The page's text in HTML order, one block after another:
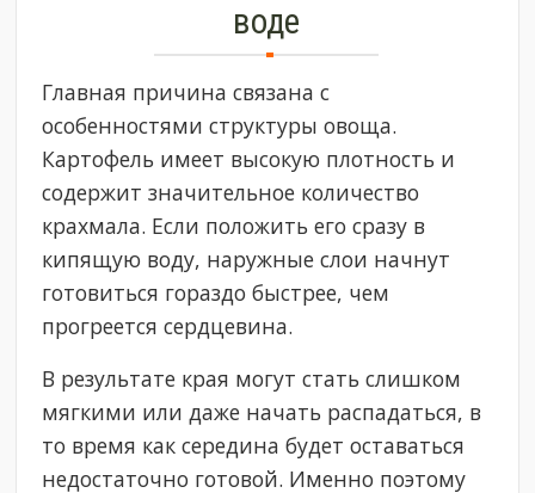
воде
Главная причина связана с
особенностями структуры овоща.
Картофель имеет высокую плотность и
содержит значительное количество
крахмала. Если положить его сразу в
кипящую воду, наружные слои начнут
готовиться гораздо быстрее, чем
прогреется сердцевина.
В результате края могут стать слишком
мягкими или даже начать распадаться, в
то время как середина будет оставаться
недостаточно готовой. Именно поэтому